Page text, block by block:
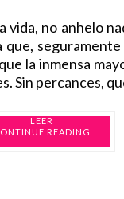
vida, no anhelo
la inmensa
Sin percances,
READING